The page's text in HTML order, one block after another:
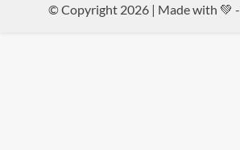
© Copyright 2026 | Made with 💚 -